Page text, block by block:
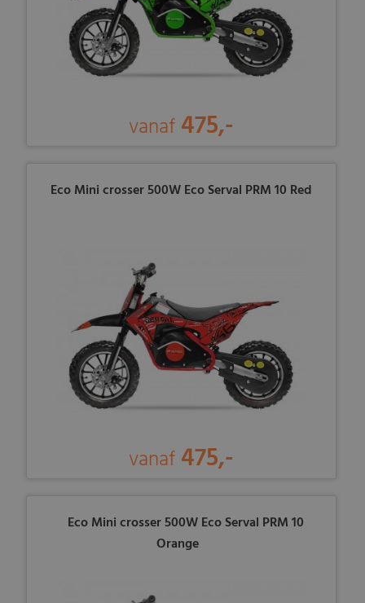
vanaf 475,-
Eco Mini crosser 500W Eco Serval PRM 10 Red
vanaf 475,-
Eco Mini crosser 500W Eco Serval PRM 10
Orange